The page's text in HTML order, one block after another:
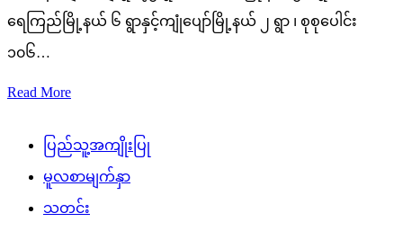
ရေကြည်မြို့နယ် ၆ ရွာနှင့်ကျုံပျော်မြို့နယ် ၂ ရွာ ၊ စုစုပေါင်း
၁၀၆…
Read More
ပြည်သူ့အကျိုးပြု
မူလစာမျက်နှာ
သတင်း